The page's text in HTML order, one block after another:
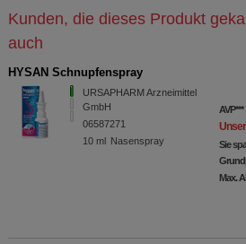
Kunden, die dieses Produkt
auch
HYSAN Schnupfenspray
URSAPHARM Arzneimittel
GmbH
06587271
10 ml Nasenspray
AVP***
Sie
Max.